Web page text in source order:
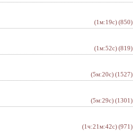
(1м:19с) (850)
(1м:52с) (819)
(5м:20с) (1527)
(5м:29с) (1301)
(1ч:21м:42с) (971)